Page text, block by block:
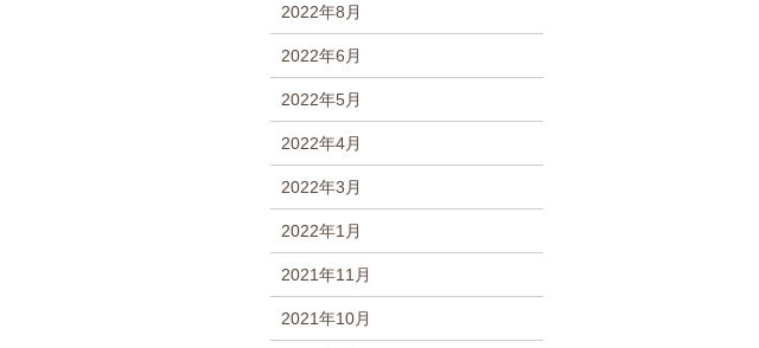
2022年8月
2022年6月
2022年5月
2022年4月
2022年3月
2022年1月
2021年11月
2021年10月